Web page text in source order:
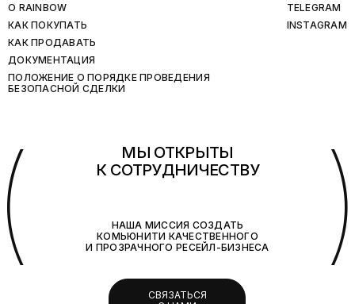
O RAINBOW
КАК ПОКУПАТЬ
КАК ПРОДАВАТЬ
ДОКУМЕНТАЦИЯ
ПОЛОЖЕНИЕ О ПОРЯДКЕ ПРОВЕДЕНИЯ
БЕЗОПАСНОЙ СДЕЛКИ
TELEGRAM
INSTAGRAM
МЫ ОТКРЫТЫ
К СОТРУДНИЧЕСТВУ
НАША МИССИЯ СОЗДАТЬ
КОМЬЮНИТИ КАЧЕСТВЕННОГО
И ПРОЗРАЧНОГО РЕСЕЙЛ-БИЗНЕСА
СВЯЗАТЬСЯ